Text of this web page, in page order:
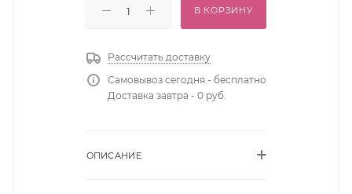
В КОРЗИНУ
Рассчитать доставку
Самовывоз сегодня - бесплатно
Доставка завтра - 0 руб.
ОПИСАНИЕ